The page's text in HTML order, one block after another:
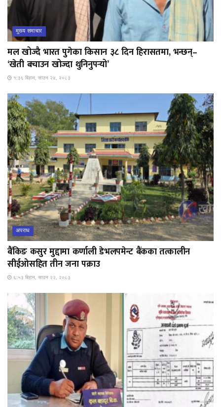
मुख्य समाचार
मल खोज्दै भारत पुगेका किसान ३८ दिन हिरासतमा, भन्छन्–
‘खेती बचाउन खोज्दा थुनिनुपर्‍यो’
१:३६ बिहान, साउन २४, २०८३
अपराध
बैंकिङ कसुर मुद्दामा कर्णाली डेभलपमेन्ट बैंकका तत्कालीन
सीईओसहित तीन जना पक्राउ
६:५३ बिहान, साउन २२, २०८३